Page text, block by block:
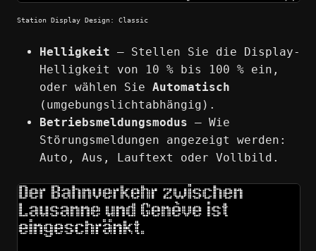
Station Display Design: Classic
Helligkeit — Stellen Sie die Display-
Helligkeit von 10 % bis 100 % ein,
oder wählen Sie Automatisch
(umgebungslichtabhängig).
Betriebsmeldungsmodus — Wie
Störungsmeldungen angezeigt werden:
Auto, Aus, Lauftext oder Vollbild.